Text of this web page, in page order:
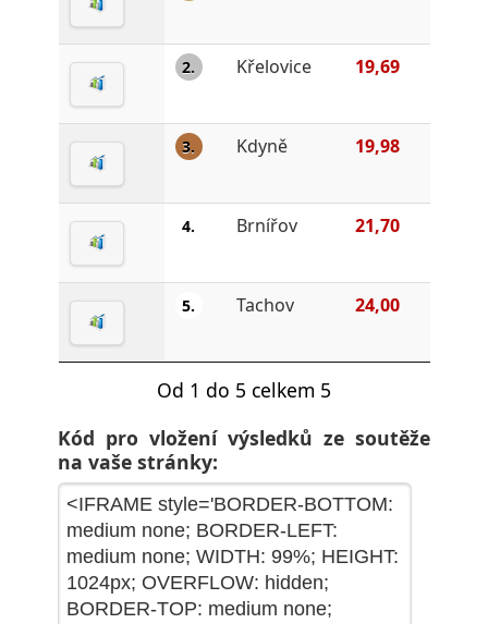
2. Křelovice 19,69
3. Kdyně 19,98
4. Brnířov 21,70
5. Tachov 24,00
Od 1 do 5 celkem 5
Kód pro vložení výsledků ze soutěže
na vaše stránky: